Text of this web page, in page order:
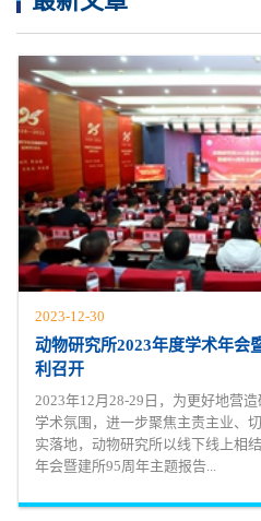
2023-12-30
动物研究所2023年度学术年会
利召开
2023年12月28-29日，为更好地营
学术氛围，进一步聚焦主责主业、
实落地，动物研究所以线下线上相
年会暨建所95周年主题报告...